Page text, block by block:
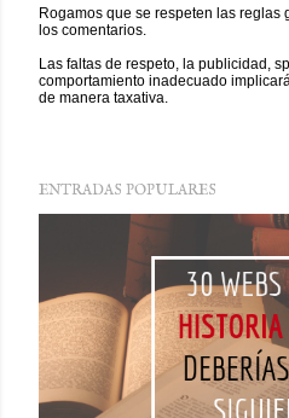
P
b
l
i
n
o
a
r
o
Rogamos que se respeten las reglas
los comentarios.
Las faltas de respeto, la publicidad,
comportamiento inadecuado
de manera taxativa.
ENTRADAS POPULARES